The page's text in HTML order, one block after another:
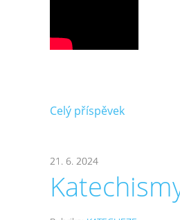
Celý příspěvek
21. 6. 2024